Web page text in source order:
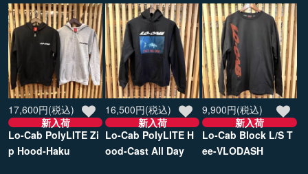
17,600円(税込)
新入荷
Lo-Cab PolyLITE Zi
p Hood-Haku
16,500円(税込)
新入荷
Lo-Cab PolyLITE H
ood-Cast All Day
9,900円(税込)
新入荷
Lo-Cab Block L/S T
ee-VLODASH